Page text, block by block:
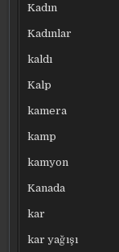
Kadın
Kadınlar
kaldı
Kalp
kamera
kamp
kamyon
Kanada
kar
kar yağışı